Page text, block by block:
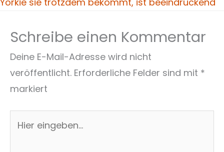
Schreibe einen Kommentar
Deine E-Mail-Adresse wird nicht
veröffentlicht. Erforderliche Felder sind mit *
markiert
eingeben…